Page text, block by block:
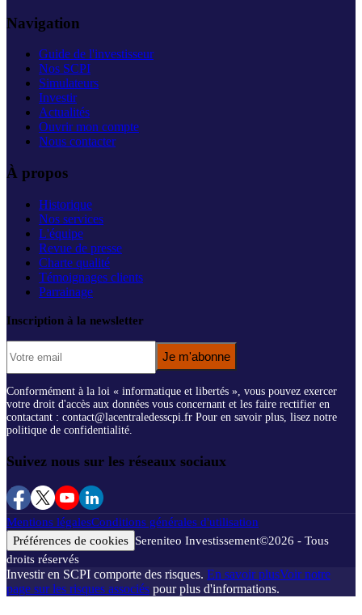
Navigation
Guide de l'investisseur
Nos SCPI
Simulateurs
Investir
Actualités
Ouvrir mon compte
Nous contacter
À propos
Historique
Nos services
L'équipe
Revue de presse
Charte qualité
Témoignages clients
Parrainage
Inscription à la newsletter
Je m'abonne
Conformément à la loi « informatique et libertés », vous pouvez exercer
votre droit d'accès aux données vous concernant et les faire rectifier en
contactant : contact@lacentraledesscpi.fr Pour en savoir plus, lisez notre
politique de confidentialité.
Suivez nous sur les réseaux sociaux
Mentions légalesConditions générales d'utilisation
Préférences de cookies Sereniteo Investissement©2026 - Tous
droits réservés
Investir en SCPI comporte des risques. En savoir plusVoir notre
page sur les risques associés pour plus d'informations.